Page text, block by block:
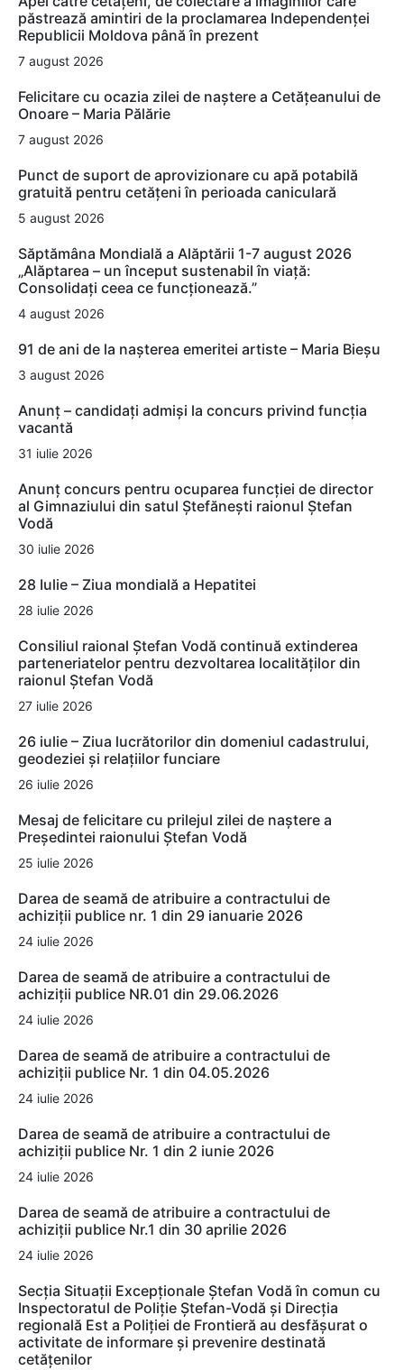
păstrează amintiri de la proclamarea Independenței
Republicii Moldova până în prezent
7 august 2026
Felicitare cu ocazia zilei de naștere a Cetățeanului de
Onoare – Maria Pălărie
7 august 2026
Punct de suport de aprovizionare cu apă potabilă
gratuită pentru cetățeni în perioada caniculară
5 august 2026
Săptămâna Mondială a Alăptării 1-7 august 2026
„Alăptarea – un început sustenabil în viață:
Consolidați ceea ce funcționează.”
4 august 2026
91 de ani de la nașterea emeritei artiste – Maria Bieșu
3 august 2026
Anunț – candidați admiși la concurs privind funcția
vacantă
31 iulie 2026
Anunț concurs pentru ocuparea funcției de director
al Gimnaziului din satul Ștefănești raionul Ștefan
Vodă
30 iulie 2026
28 Iulie – Ziua mondială a Hepatitei
28 iulie 2026
Consiliul raional Ștefan Vodă continuă extinderea
parteneriatelor pentru dezvoltarea localităților din
raionul Ștefan Vodă
27 iulie 2026
26 iulie – Ziua lucrătorilor din domeniul cadastrului,
geodeziei și relațiilor funciare
26 iulie 2026
Mesaj de felicitare cu prilejul zilei de naștere a
Președintei raionului Ștefan Vodă
25 iulie 2026
Darea de seamă de atribuire a contractului de
achiziții publice nr. 1 din 29 ianuarie 2026
24 iulie 2026
Darea de seamă de atribuire a contractului de
achiziții publice NR.01 din 29.06.2026
24 iulie 2026
Darea de seamă de atribuire a contractului de
achiziții publice Nr. 1 din 04.05.2026
24 iulie 2026
Darea de seamă de atribuire a contractului de
achiziții publice Nr. 1 din 2 iunie 2026
24 iulie 2026
Darea de seamă de atribuire a contractului de
achiziții publice Nr.1 din 30 aprilie 2026
24 iulie 2026
Secția Situații Excepționale Ștefan Vodă în comun cu
Inspectoratul de Poliție Ștefan-Vodă și Direcția
regională Est a Poliției de Frontieră au desfășurat o
activitate de informare și prevenire destinată
cetățenilor